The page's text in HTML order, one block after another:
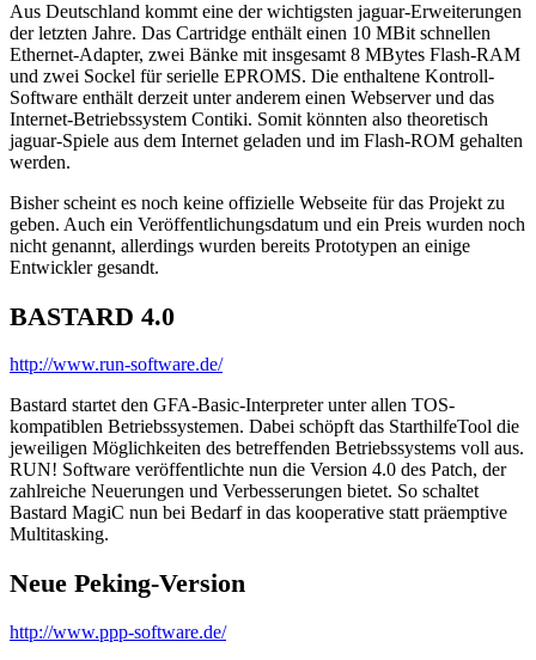
Aus Deutschland kommt eine der wichtigsten jaguar-Erweiterungen
der letzten Jahre. Das Cartridge enthält einen 10 MBit schnellen
Ethernet-Adapter, zwei Bänke mit insgesamt 8 MBytes Flash-RAM
und zwei Sockel für serielle EPROMS. Die enthaltene Kontroll-
Software enthält derzeit unter anderem einen Webserver und das
Internet-Betriebssystem Contiki. Somit könnten also theoretisch
jaguar-Spiele aus dem Internet geladen und im Flash-ROM gehalten
werden.
Bisher scheint es noch keine offizielle Webseite für das Projekt zu
geben. Auch ein Veröffentlichungsdatum und ein Preis wurden noch
nicht genannt, allerdings wurden bereits Prototypen an einige
Entwickler gesandt.
BASTARD 4.0
http://www.run-software.de/
Bastard startet den GFA-Basic-Interpreter unter allen TOS-
kompatiblen Betriebssystemen. Dabei schöpft das StarthilfeTool die
jeweiligen Möglichkeiten des betreffenden Betriebssystems voll aus.
RUN! Software veröffentlichte nun die Version 4.0 des Patch, der
zahlreiche Neuerungen und Verbesserungen bietet. So schaltet
Bastard MagiC nun bei Bedarf in das kooperative statt präemptive
Multitasking.
Neue Peking-Version
http://www.ppp-software.de/